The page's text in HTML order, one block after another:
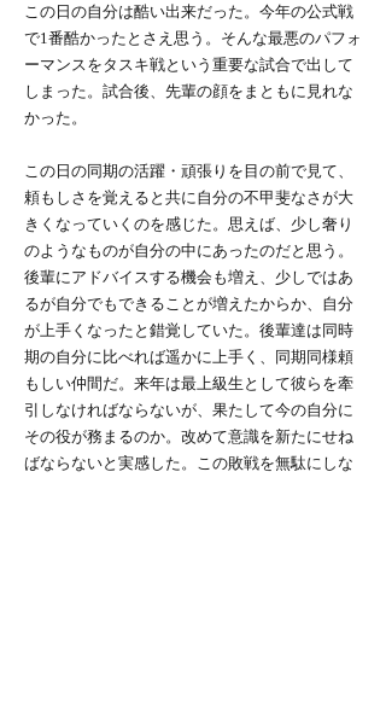
この日の自分は酷い出来だった。今年の公式戦
で1番酷かったとさえ思う。そんな最悪のパフォ
ーマンスをタスキ戦という重要な試合で出して
しまった。試合後、先輩の顔をまともに見れな
かった。
この日の同期の活躍・頑張りを目の前で見て、
頼もしさを覚えると共に自分の不甲斐なさが大
きくなっていくのを感じた。思えば、少し奢り
のようなものが自分の中にあったのだと思う。
後輩にアドバイスする機会も増え、少しではあ
るが自分でもできることが増えたからか、自分
が上手くなったと錯覚していた。後輩達は同時
期の自分に比べれば遥かに上手く、同期同様頼
もしい仲間だ。来年は最上級生として彼らを牽
引しなければならないが、果たして今の自分に
その役が務まるのか。改めて意識を新たにせね
ばならないと実感した。この敗戦を無駄にしな